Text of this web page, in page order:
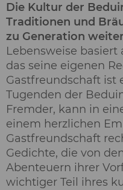
Die Kultur der
Traditionen und
zu Generation
Lebensweise
das seine eigenen
Gastfreundschaft ist
Tugenden der
Fremder, kann in
einem herzlichen
Gastfreundschaft
Gedichte, die von
Abenteuern ihrer
wichtiger Teil ihres